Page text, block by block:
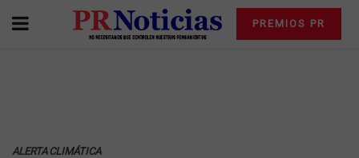
PREMIOS PR
ALERTA CLIMÁTICA